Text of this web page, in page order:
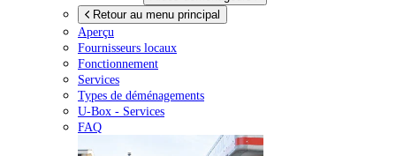
Retour au menu principal
Aperçu
Fournisseurs locaux
Fonctionnement
Services
Types de déménagements
U-Box - Services
FAQ